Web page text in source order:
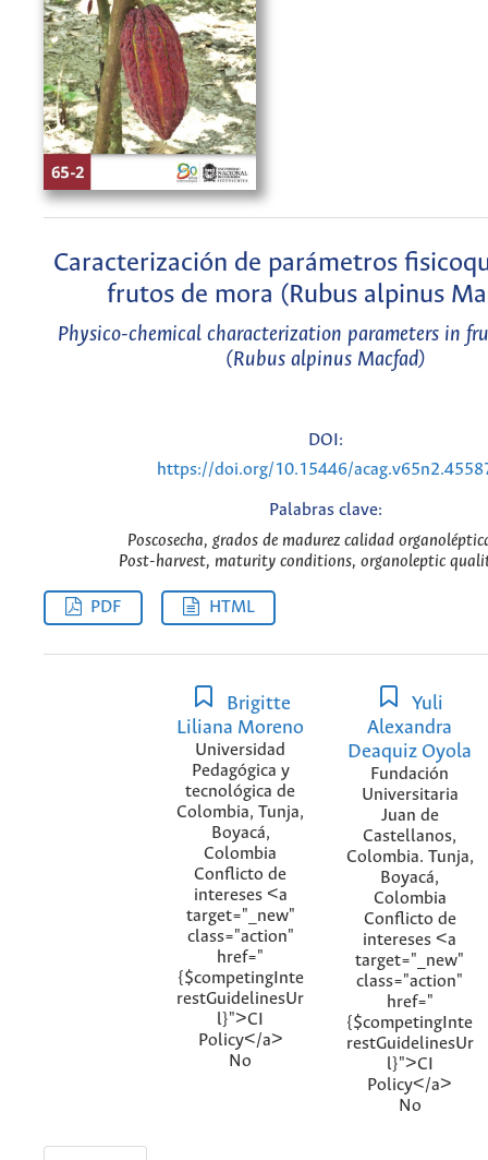
Caracterización de parámetros
frutos de mora (Rubus alpinus
Physico-chemical characterization parameters in
(Rubus alpinus Macfad)
DOI:
https://doi.org/10.15446/
Palabras clave:
Poscosecha, grados de madurez calidad
Post-harvest, maturity conditions, organoleptic
PDF HTML
Brigitte
Liliana Moreno
Universidad
Pedagógica y
tecnológica de
Colombia, Tunja,
Boyacá,
Colombia
Conflicto de
intereses <a
target="_new"
class="action"
href="
{$competingInte
restGuidelinesUr
l}">CI
Policy</a>
No
Yuli
Alexandra
Deaquiz Oyola
Fundación
Universitaria
Juan de
Castellanos,
Colombia. Tunja,
Boyacá,
Colombia
Conflicto de
intereses <a
target="_new"
class="action"
href="
{$competingInte
restGuidelinesUr
l}">CI
Policy</a>
No